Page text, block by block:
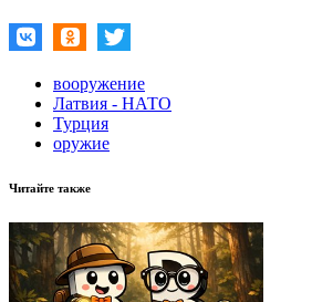
вооружение
Латвия - НАТО
Турция
оружие
Читайте также